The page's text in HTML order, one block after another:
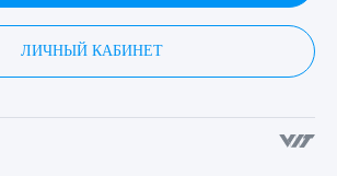
ЛИЧНЫЙ КАБИНЕТ